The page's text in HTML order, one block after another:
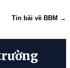
Tin bài về BBM →